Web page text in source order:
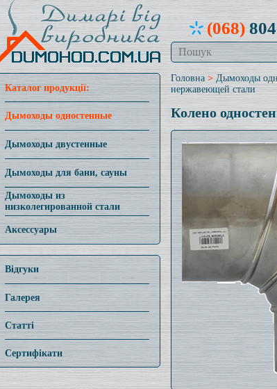
(068)
Каталог продукції:
Дымоходы одностенные
Дымоходы двустенные
Дымоходы для бани, сауны
Дымоходы из
низколегированной стали
Аксессуары
Відгуки
Галерея
Статті
Сертифікати
Головна> Дымоходы
нержавеющей стали
Колено